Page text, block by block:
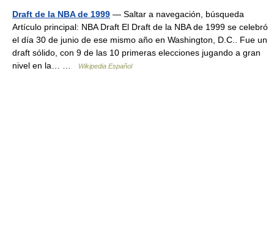
Draft de la NBA de 1999 — Saltar a navegación, búsqueda
Artículo principal: NBA Draft El Draft de la NBA de 1999 se celebró
el día 30 de junio de ese mismo año en Washington, D.C.. Fue un
draft sólido, con 9 de las 10 primeras elecciones jugando a gran
nivel en la… …
Wikipedia Español